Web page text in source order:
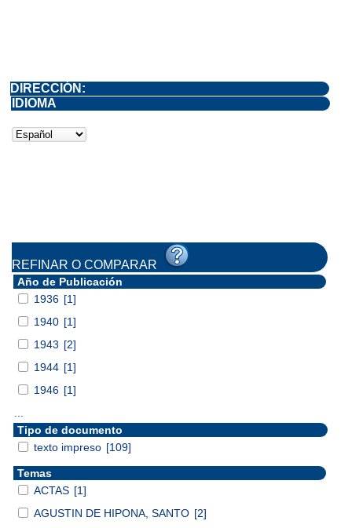
DIRECCIÓN:
IDIOMA
REFINAR O COMPARAR
Año de Publicación
1936 [1]
1940 [1]
1943 [2]
1944 [1]
1946 [1]
Tipo de documento
texto impreso [109]
Temas
ACTAS [1]
AGUSTIN DE HIPONA, SANTO [2]